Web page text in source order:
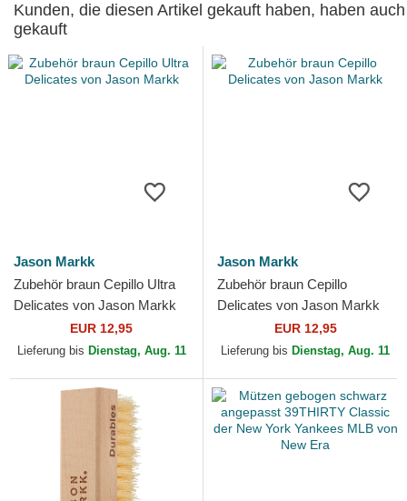
Kunden, die diesen Artikel gekauft haben, haben auch
gekauft
Jason Markk
Zubehör braun Cepillo Ultra
Delicates von Jason Markk
EUR 12,95
Lieferung bis Dienstag, Aug. 11
Jason Markk
Zubehör braun Cepillo
Delicates von Jason Markk
EUR 12,95
Lieferung bis Dienstag, Aug. 11